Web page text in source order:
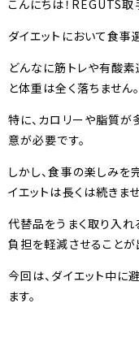
こんにちは！REGUTS取
ダイエットにおいて食事
どんなに筋トレや有酸
と体重は全く落ちません。
特に、カロリーや脂質
意が必要です。
しかし、食事の楽しみを
イエットは長くは続きませ
代替品をうまく取り入れ
負担を軽減させることが
今回は、ダイエット中
ます。